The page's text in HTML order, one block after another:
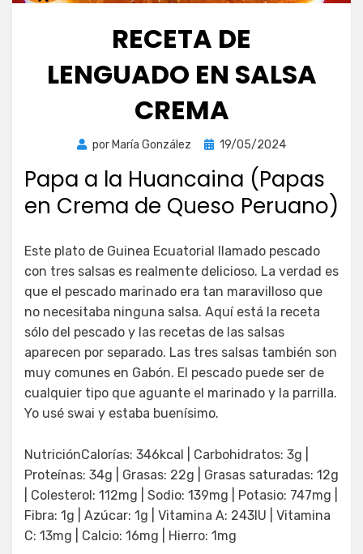
RECETA DE
LENGUADO EN SALSA
CREMA
por María González
Publicada
19/05/2024
Papa a la Huancaina (Papas
en Crema de Queso Peruano)
Este plato de Guinea Ecuatorial llamado pescado
con tres salsas es realmente delicioso. La verdad es
que el pescado marinado era tan maravilloso que
no necesitaba ninguna salsa. Aquí está la receta
sólo del pescado y las recetas de las salsas
aparecen por separado. Las tres salsas también son
muy comunes en Gabón. El pescado puede ser de
cualquier tipo que aguante el marinado y la parrilla.
Yo usé swai y estaba buenísimo.
NutriciónCalorías: 346kcal | Carbohidratos: 3g |
Proteínas: 34g | Grasas: 22g | Grasas saturadas: 12g
| Colesterol: 112mg | Sodio: 139mg | Potasio: 747mg |
Fibra: 1g | Azúcar: 1g | Vitamina A: 243IU | Vitamina
C: 13mg | Calcio: 16mg | Hierro: 1mg